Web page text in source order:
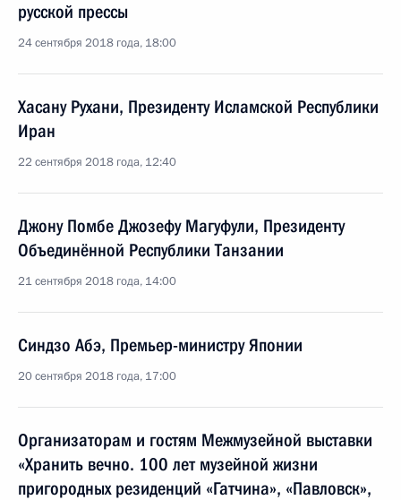
русской прессы
24 сентября 2018 года, 18:00
Хасану Рухани, Президенту Исламской Республики
Иран
22 сентября 2018 года, 12:40
Джону Помбе Джозефу Магуфули, Президенту
Объединённой Республики Танзании
21 сентября 2018 года, 14:00
Синдзо Абэ, Премьер-министру Японии
20 сентября 2018 года, 17:00
Организаторам и гостям Межмузейной выставки
«Хранить вечно. 100 лет музейной жизни
пригородных резиденций «Гатчина», «Павловск»,